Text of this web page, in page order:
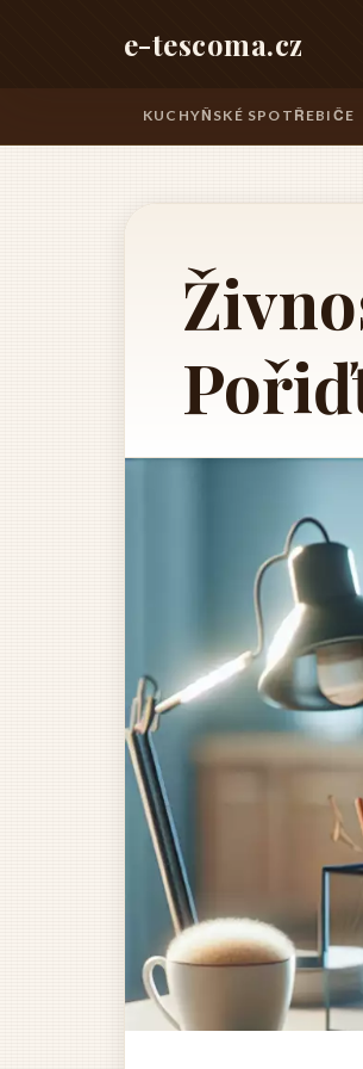
e-tescoma.cz
KUCHYŇSKÉ SPOTŘEBIČE